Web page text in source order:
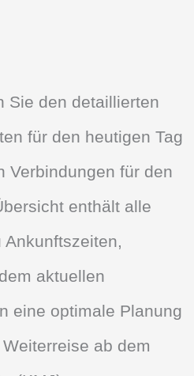
Sie den detaillierten
für den heutigen Tag
Verbindungen für den
enthält alle
aktuellen
eine optimale Planung
ab dem